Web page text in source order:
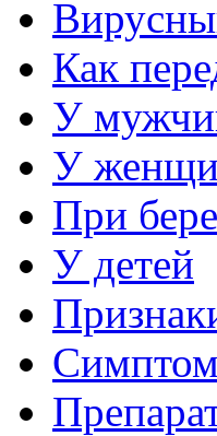
Как
У
У
При
У детей